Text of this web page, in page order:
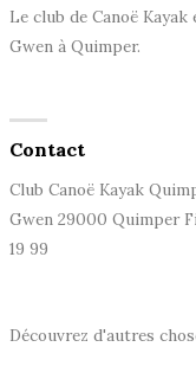
Le club de Canoë
Gwen à Quimper.
Contact
Club Canoë Kayak
Gwen 29000 Quimper
19 99
Découvrez d'autres